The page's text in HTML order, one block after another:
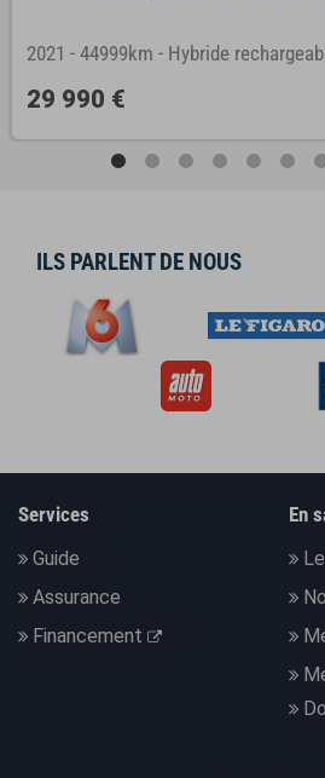
2021 - 44999km - Hybride
29 990 €
ILS PARLENT DE NOUS
Services
Guide
Assurance
Financement
En